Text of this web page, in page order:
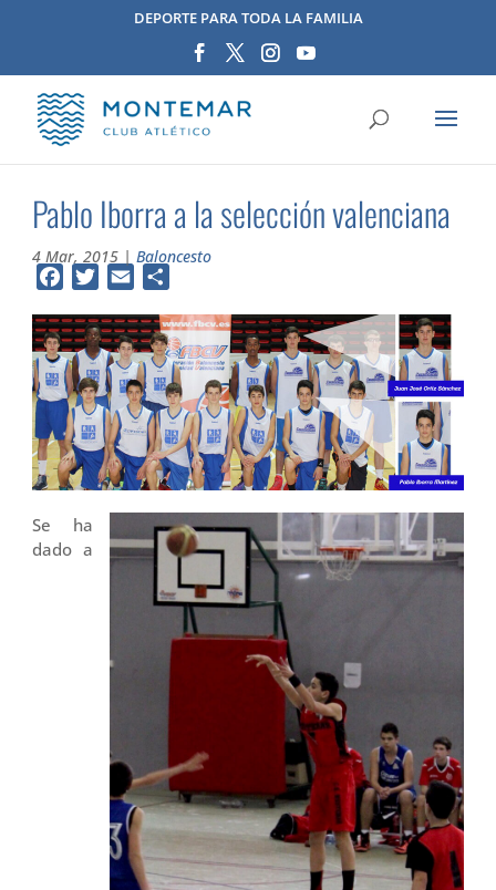
DEPORTE PARA TODA LA FAMILIA
Pablo Iborra a la selección valenciana
4 Mar, 2015 |Baloncesto
FacebookTwitterEmail
Se ha
dado a